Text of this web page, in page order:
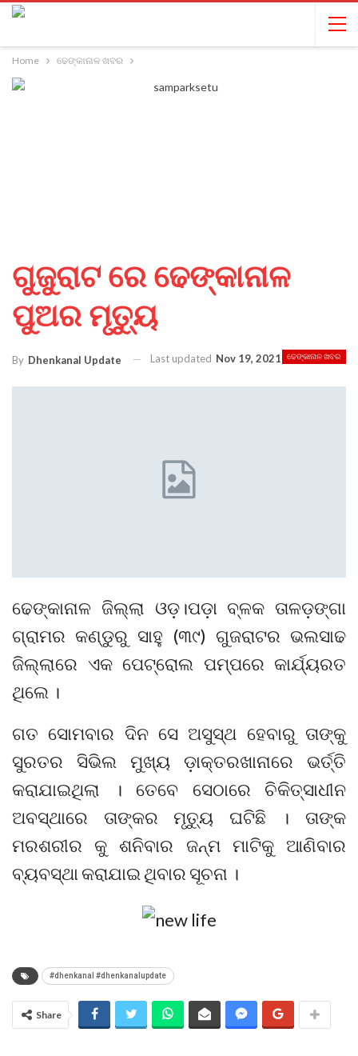
Home ଢେଙ୍କାନାଳ ଖବର
ଗୁଜୁରାଟ ରେ ଢେଙ୍କାନାଳ
ପୁଅର ମୃତ୍ୟୁ
ଢେଙ୍କାନାଳ ଖବର
By Dhenkanal Update Last updated Nov 19, 2021
ଢେଙ୍କାନାଳ ଜିଲ୍ଲା ଓଡ଼।ପଡ଼ା ବ୍ଳକ ତାଳଡ଼ଙ୍ଗା
ଗ୍ରାମର କଣ୍ଡୁରୁ ସାହୁ (୩୯) ଗୁଜରାଟର ଭଲସାଢ
ଜିଲ୍ଲାରେ ଏକ ପେଟ୍ରୋଲ ପମ୍ପରେ କାର୍ଯ୍ୟରତ
ଥିଲେ ।
ଗତ ସୋମବାର ଦିନ ସେ ଅସୁସ୍ଥ ହେବାରୁ ତାଙ୍କୁ
ସୁରତର ସିଭିଲ ମୁଖ୍ୟ ଡ଼ାକ୍ତରଖାନାରେ ଭର୍ତ୍ତି
କରାଯାଇଥିଲା । ତେବେ ସେଠାରେ ଚିକିତ୍ସାଧୀନ
ଅବସ୍ଥାରେ ତାଙ୍କର ମୃତ୍ୟୁ ଘଟିଛି । ତାଙ୍କ
ମରଶରୀର କୁ ଶନିବାର ଜନ୍ମ ମାଟିକୁ ଆଣିବାର
ବ୍ୟବସ୍ଥା କରାଯାଇ ଥିବାର ସୂଚନା ।
#dhenkanal #dhenkanalupdate
Share